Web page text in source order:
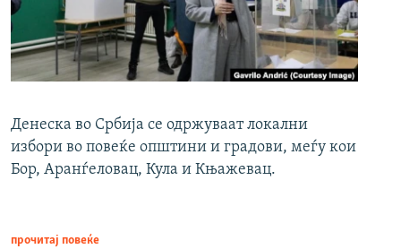
Денеска во Србија се одржуваат локални
избори во повеќе општини и градови, меѓу кои
Бор, Аранѓеловац, Кула и Књажевац.
прочитај повеќе